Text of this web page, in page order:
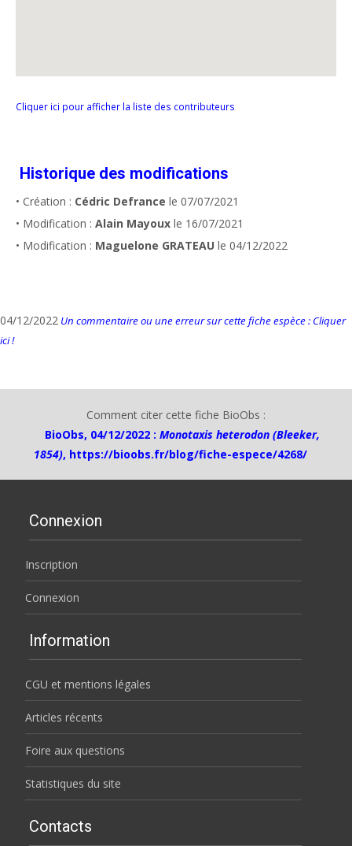
Cliquer ici pour afficher la liste des contributeurs
Historique des modifications
• Création : Cédric Defrance le 07/07/2021
• Modification : Alain Mayoux le 16/07/2021
• Modification : Maguelone GRATEAU le 04/12/2022
04/12/2022 Un commentaire ou une erreur sur cette fiche espèce : Cliquer
ici !
Comment citer cette fiche BioObs :
BioObs, 04/12/2022 : Monotaxis heterodon (Bleeker,
1854), https://bioobs.fr/blog/fiche-espece/4268/
Connexion
Inscription
Connexion
Information
CGU et mentions légales
Articles récents
Foire aux questions
Statistiques du site
Contacts